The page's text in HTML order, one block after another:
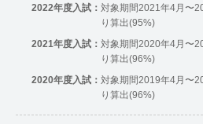
2022年度入試： 対象期間2021年4月〜
り算出(95%)
2021年度入試： 対象期間2020年4月〜
り算出(96%)
2020年度入試： 対象期間2019年4月〜
り算出(96%)